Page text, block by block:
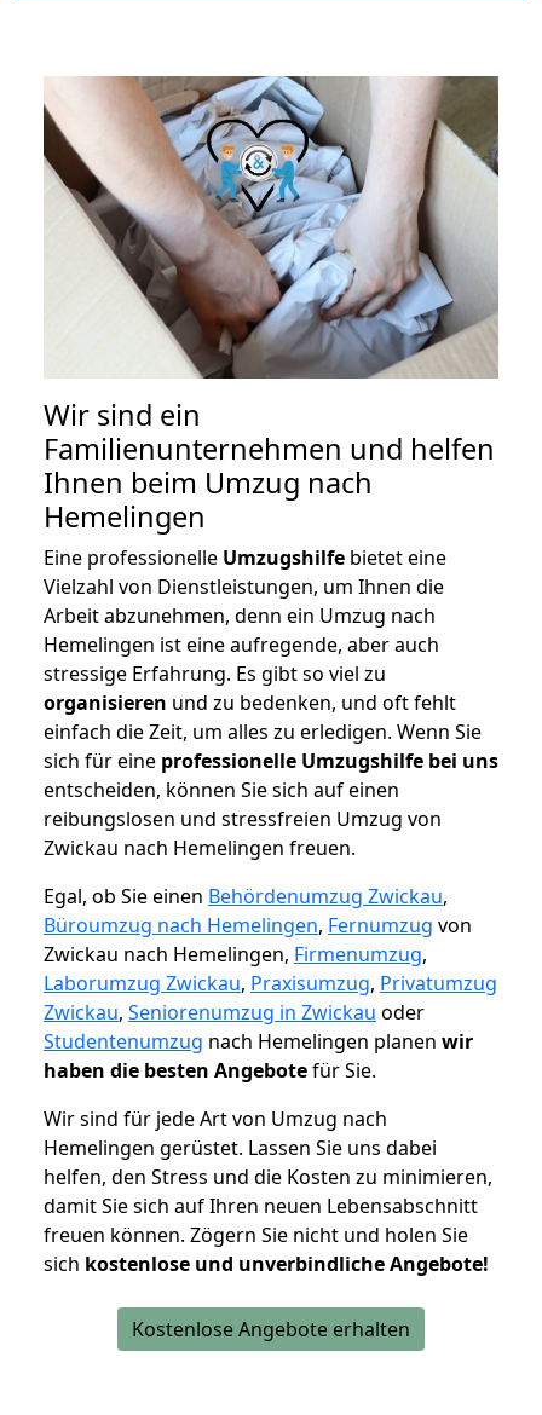
Wir sind ein
Familienunternehmen und helfen
Ihnen beim Umzug nach
Hemelingen
Eine professionelle Umzugshilfe bietet eine
Vielzahl von Dienstleistungen, um Ihnen die
Arbeit abzunehmen, denn ein Umzug nach
Hemelingen ist eine aufregende, aber auch
stressige Erfahrung. Es gibt so viel zu
organisieren und zu bedenken, und oft fehlt
einfach die Zeit, um alles zu erledigen. Wenn Sie
sich für eine professionelle Umzugshilfe bei uns
entscheiden, können Sie sich auf einen
reibungslosen und stressfreien Umzug von
Zwickau nach Hemelingen freuen.
Egal, ob Sie einen Behördenumzug Zwickau,
Büroumzug nach Hemelingen, Fernumzug von
Zwickau nach Hemelingen, Firmenumzug,
Laborumzug Zwickau, Praxisumzug, Privatumzug
Zwickau, Seniorenumzug in Zwickau oder
Studentenumzug nach Hemelingen planen wir
haben die besten Angebotefür Sie.
Wir sind für jede Art von Umzug nach
Hemelingen gerüstet. Lassen Sie uns dabei
helfen, den Stress und die Kosten zu minimieren,
damit Sie sich auf Ihren neuen Lebensabschnitt
freuen können. Zögern Sie nicht und holen Sie
sich kostenlose und unverbindliche Angebote!
Kostenlose Angebote erhalten